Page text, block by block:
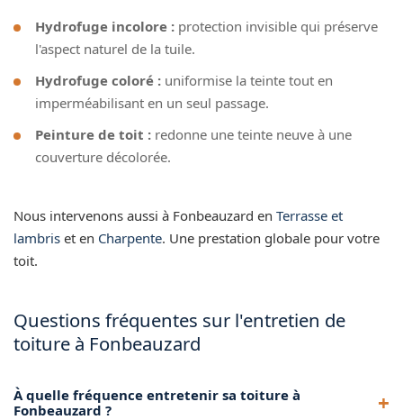
Hydrofuge incolore : protection invisible qui préserve
l'aspect naturel de la tuile.
Hydrofuge coloré : uniformise la teinte tout en
imperméabilisant en un seul passage.
Peinture de toit : redonne une teinte neuve à une
couverture décolorée.
Nous intervenons aussi à Fonbeauzard en Terrasse et
lambris et en Charpente. Une prestation globale pour votre
toit.
Questions fréquentes sur l'entretien de
toiture à Fonbeauzard
À quelle fréquence entretenir sa toiture à
Fonbeauzard ?